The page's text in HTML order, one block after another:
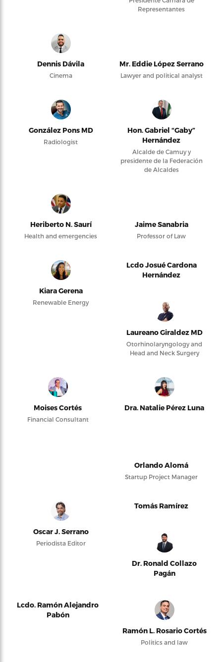
Representantes
Dennis Dávila
Cinema
Mr. Eddie López Serrano
Lawyer and political analyst
González Pons MD
Radiologist
Hon. Gabriel “Gaby”
Hernández
Alcalde de Camuy y
presidente de la Federación
de Alcaldes
Heriberto N. Saurí
Health and emergencies
Jaime Sanabria
Professor of Law
Kiara Gerena
Renewable Energy
Lcdo Josué Cardona
Hernández
Laureano Giraldez MD
Otorhinolaryngology and
Head and Neck Surgery
Moises Cortés
Financial Consultant
Dra. Natalie Pérez Luna
Orlando Alomá
Startup Project Manager
Oscar J. Serrano
Periodista Editor
Tomás Ramírez
Dr. Ronald Collazo
Pagán
Lcdo. Ramón Alejandro
Pabón
Ramón L. Rosario Cortés
Politics and law